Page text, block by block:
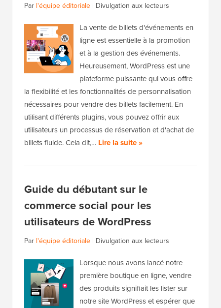
Par l'équipe éditoriale | Divulgation aux lecteurs
La vente de billets d'événements en
ligne est essentielle à la promotion
et à la gestion des événements.
Heureusement, WordPress est une
plateforme puissante qui vous offre
la flexibilité et les fonctionnalités de personnalisation
nécessaires pour vendre des billets facilement. En
utilisant différents plugins, vous pouvez offrir aux
utilisateurs un processus de réservation et d'achat de
billets fluide. Cela dit,… Lire la suite »
Guide du débutant sur le
commerce social pour les
utilisateurs de WordPress
Par l'équipe éditoriale | Divulgation aux lecteurs
Lorsque nous avons lancé notre
première boutique en ligne, vendre
des produits signifiait les lister sur
notre site WordPress et espérer que